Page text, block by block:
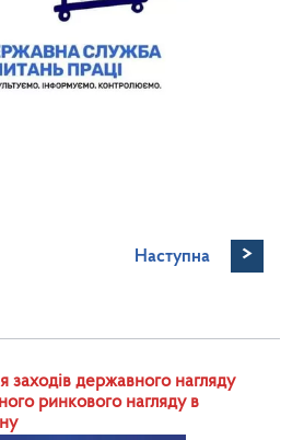
Наступна >
державного нагляду
ринкового нагляду в